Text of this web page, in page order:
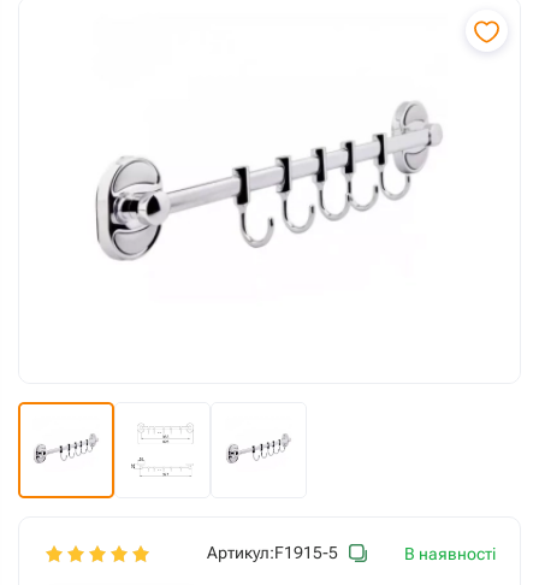
Артикул:F1915-5 В наявності